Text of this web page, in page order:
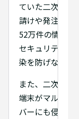
ていた二次請け
請けや発注元企
52万件の情報が
セキュリティ対
染を防げなかっ
また、二次請け
端末がマルウ
バーにも侵入さ